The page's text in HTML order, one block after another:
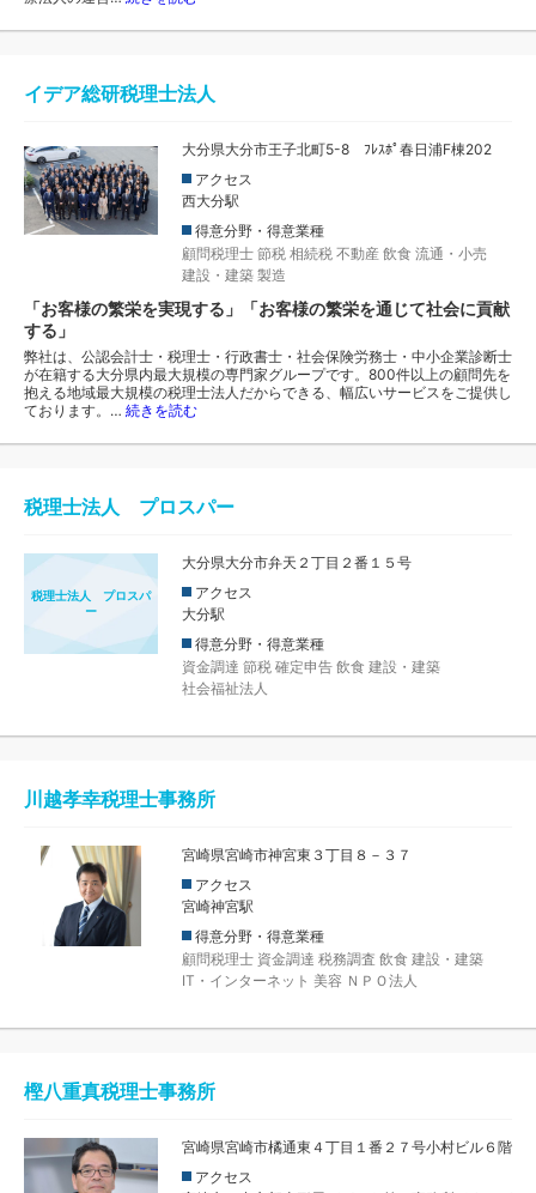
イデア総研税理士法人
大分県大分市王子北町5-8 ﾌﾚｽﾎﾟ春日浦F棟202
アクセス
西大分駅
得意分野・得意業種
顧問税理士 節税 相続税 不動産 飲食 流通・小売
建設・建築 製造
「お客様の繁栄を実現する」「お客様の繁栄を通じて社会に貢献
する」
弊社は、公認会計士・税理士・行政書士・社会保険労務士・中小企業診断士
が在籍する大分県内最大規模の専門家グループです。800件以上の顧問先を
抱える地域最大規模の税理士法人だからできる、幅広いサービスをご提供し
ております。… 続きを読む
税理士法人 プロスパー
税理士法人 プロスパ
ー
大分県大分市弁天２丁目２番１５号
アクセス
大分駅
得意分野・得意業種
資金調達 節税 確定申告 飲食 建設・建築
社会福祉法人
川越孝幸税理士事務所
宮崎県宮崎市神宮東３丁目８－３７
アクセス
宮崎神宮駅
得意分野・得意業種
顧問税理士 資金調達 税務調査 飲食 建設・建築
IT・インターネット 美容 ＮＰＯ法人
樫八重真税理士事務所
宮崎県宮崎市橘通東４丁目１番２７号小村ビル６階
アクセス